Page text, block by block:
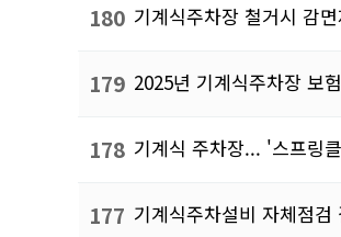
180 기계식주차장 철거시 감
179 2025년 기계식주차장 보
178 기계식 주차장... '스프링
177 기계식주차설비 자체점검